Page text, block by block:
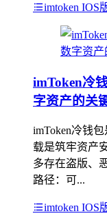
imtoken IOS
imToken冷
字资产的关
imToken冷钱
载是筑牢资产
多存在盗版、
路径：可...
imtoken IOS